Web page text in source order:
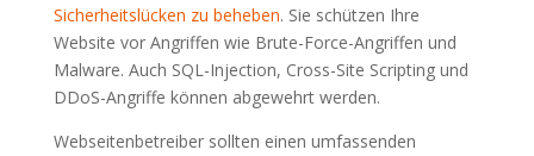
Sicherheitslücken zu beheben. Sie schützen Ihre
Website vor Angriffen wie Brute-Force-Angriffen und
Malware. Auch SQL-Injection, Cross-Site Scripting und
DDoS-Angriffe können abgewehrt werden.
Webseitenbetreiber sollten einen umfassenden